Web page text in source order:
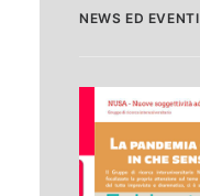
NEWS ED EVENTI